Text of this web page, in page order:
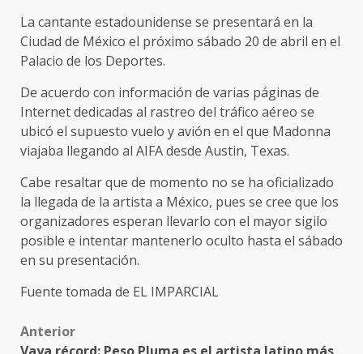
La cantante estadounidense se presentará en la
Ciudad de México el próximo sábado 20 de abril en el
Palacio de los Deportes.
De acuerdo con información de varias páginas de
Internet dedicadas al rastreo del tráfico aéreo se
ubicó el supuesto vuelo y avión en el que Madonna
viajaba llegando al AIFA desde Austin, Texas.
Cabe resaltar que de momento no se ha oficializado
la llegada de la artista a México, pues se cree que los
organizadores esperan llevarlo con el mayor sigilo
posible e intentar mantenerlo oculto hasta el sábado
en su presentación.
Fuente tomada de EL IMPARCIAL
Post
Anterior